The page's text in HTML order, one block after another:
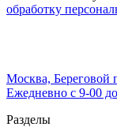
обработку
Москва, Береговой
Ежедневно с 9-00
Разделы